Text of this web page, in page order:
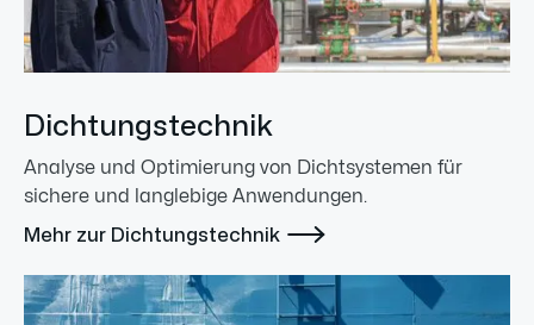
Dichtungstechnik
Analyse und Optimierung von Dichtsystemen für
sichere und langlebige Anwendungen.
Mehr zur Dichtungstechnik 